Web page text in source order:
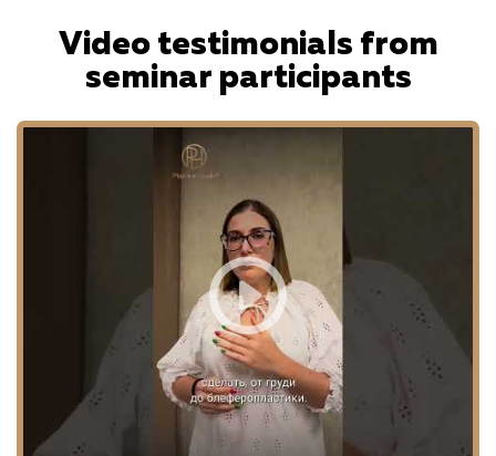
Video testimonials from
seminar participants